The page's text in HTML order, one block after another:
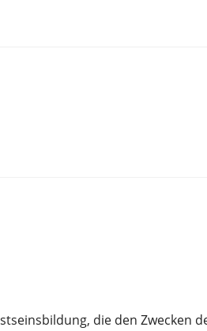
die den